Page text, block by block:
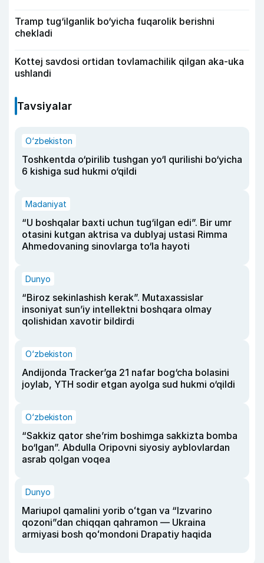
Tramp tug‘ilganlik bo‘yicha fuqarolik berishni
chekladi
Kottej savdosi ortidan tovlamachilik qilgan aka-uka
ushlandi
Tavsiyalar
O‘zbekiston
Toshkentda o‘pirilib tushgan yo‘l qurilishi bo‘yicha
6 kishiga sud hukmi o‘qildi
Madaniyat
“U boshqalar baxti uchun tug‘ilgan edi”. Bir umr
otasini kutgan aktrisa va dublyaj ustasi Rimma
Ahmedovaning sinovlarga to‘la hayoti
Dunyo
“Biroz sekinlashish kerak”. Mutaxassislar
insoniyat sun’iy intellektni boshqara olmay
qolishidan xavotir bildirdi
O‘zbekiston
Andijonda Tracker’ga 21 nafar bog‘cha bolasini
joylab, YTH sodir etgan ayolga sud hukmi o‘qildi
O‘zbekiston
“Sakkiz qator she’rim boshimga sakkizta bomba
bo‘lgan”. Abdulla Oripovni siyosiy ayblovlardan
asrab qolgan voqea
Dunyo
Mariupol qamalini yorib oʻtgan va “Izvarino
qozoni”dan chiqqan qahramon — Ukraina
armiyasi bosh qoʻmondoni Drapatiy haqida